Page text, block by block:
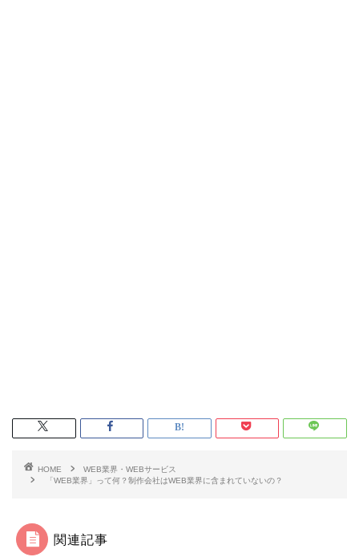
HOME
WEB業界・WEBサービス
「WEB業界」って何？制作会社はWEB業界に含まれていないの？
関連記事